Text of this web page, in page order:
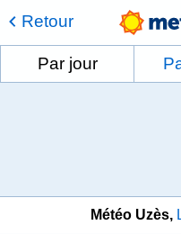
Retour
Par jour
Météo Uzès